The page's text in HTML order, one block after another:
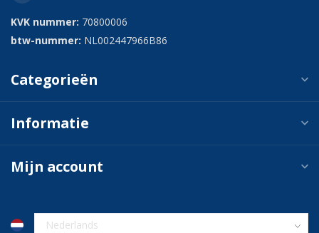
KVK nummer: 70800006
btw-nummer: NL002447966B86
Categorieën
Informatie
Mijn account